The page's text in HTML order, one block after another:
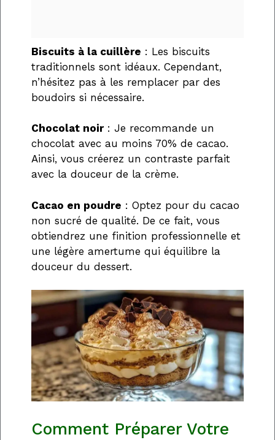
Biscuits à la cuillère : Les biscuits
traditionnels sont idéaux. Cependant,
n’hésitez pas à les remplacer par des
boudoirs si nécessaire.
Chocolat noir: Je recommande un
chocolat avec au moins 70% de cacao.
Ainsi, vous créerez un contraste parfait
avec la douceur de la crème.
Cacao en poudre : Optez pour du cacao
non sucré de qualité. De ce fait, vous
obtiendrez une finition professionnelle et
une légère amertume qui équilibre la
douceur du dessert.
Comment Préparer Votre